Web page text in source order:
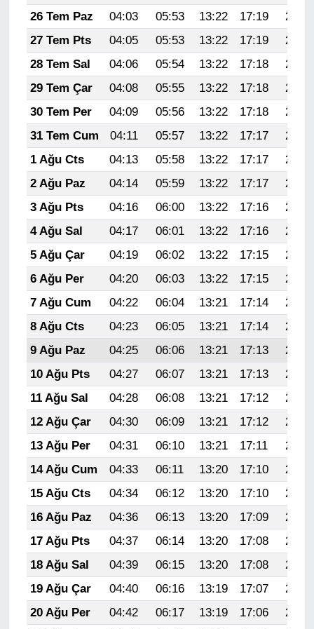
26 Tem Paz
04:03 05:53 13:22 17:19
20:42
27 Tem Pts
04:05 05:53 13:22 17:19
20:41
28 Tem Sal
04:06 05:54 13:22 17:18
20:40
29 Tem Çar
04:08 05:55 13:22 17:18
20:39
30 Tem Per
04:09 05:56 13:22 17:18
20:38
31 Tem Cum
04:11 05:57 13:22 17:17
20:37
1 Ağu Cts
04:13 05:58 13:22 17:17
20:36
2 Ağu Paz
04:14 05:59 13:22 17:17
20:35
3 Ağu Pts
04:16 06:00 13:22 17:16
20:34
4 Ağu Sal
04:17 06:01 13:22 17:16
20:32
5 Ağu Çar
04:19 06:02 13:22 17:15
20:31
6 Ağu Per
04:20 06:03 13:22 17:15
20:30
7 Ağu Cum
04:22 06:04 13:21 17:14
20:29
8 Ağu Cts
04:23 06:05 13:21 17:14
20:28
9 Ağu Paz
04:25 06:06 13:21 17:13
20:26
10 Ağu Pts
04:27 06:07 13:21 17:13
20:25
11 Ağu Sal
04:28 06:08 13:21 17:12
20:24
12 Ağu Çar
04:30 06:09 13:21 17:12
20:22
13 Ağu Per
04:31 06:10 13:21 17:11
20:21
14 Ağu Cum
04:33 06:11 13:20 17:10
20:20
15 Ağu Cts
04:34 06:12 13:20 17:10
20:18
16 Ağu Paz
04:36 06:13 13:20 17:09
20:17
17 Ağu Pts
04:37 06:14 13:20 17:08
20:15
18 Ağu Sal
04:39 06:15 13:20 17:08
20:14
19 Ağu Çar
04:40 06:16 13:19 17:07
20:12
20 Ağu Per
04:42 06:17 13:19 17:06
20:11